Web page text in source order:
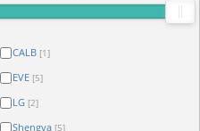
CALB [1]
EVE [5]
LG [2]
Shengya [5]